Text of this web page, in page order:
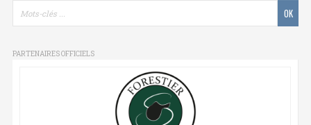
PARTENAIRES OFFICIELS